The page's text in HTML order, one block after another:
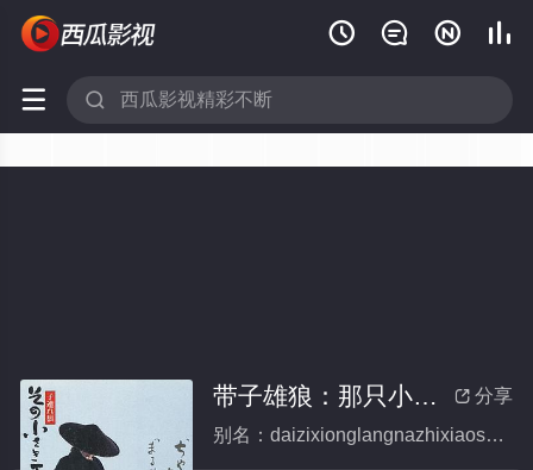
   
 
 分享
带子雄狼：那只小手(全集)
别名：daizixionglangnazhixiaoshou